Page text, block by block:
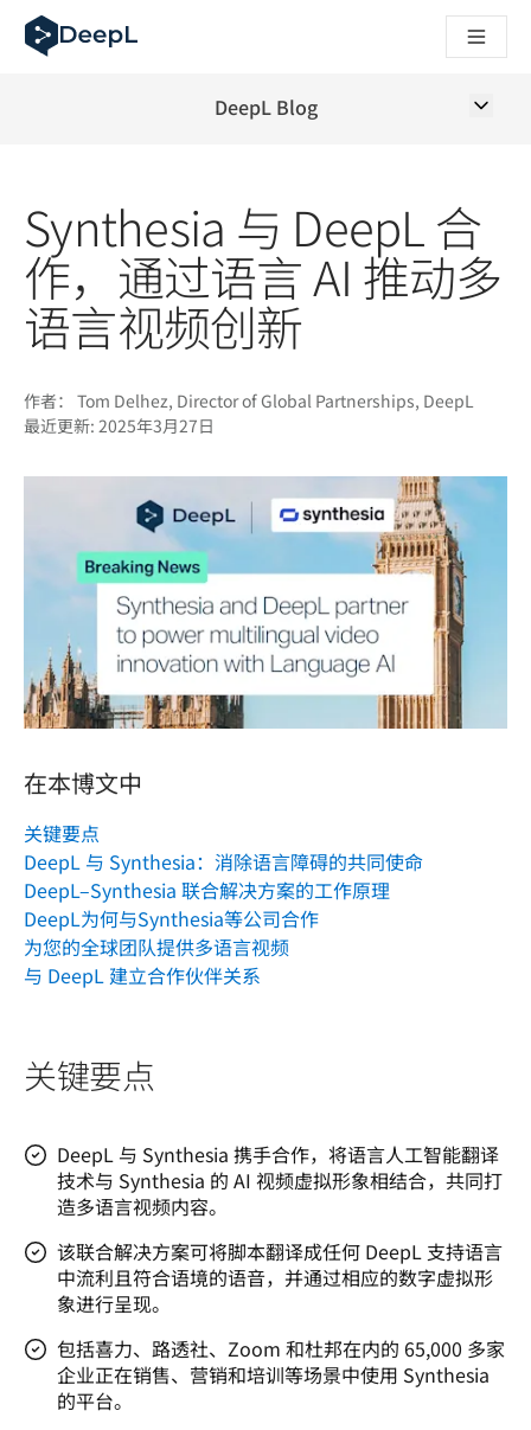
DeepL 人工智能智能体
DeepL Translation Flow：针对关键应用场景和集成的新型
How we brought Swiss German to DeepL
了解 Translation Flow：面向所有需要此类服务的团队，
从高质量文本翻译到实时语音平台
Building an instantly accessible voice demo with DeepL
DeepL Blog
Synthesia 与 DeepL 合
作，通过语言 AI 推动多
语言视频创新
作者： Tom Delhez, Director of Global Partnerships, DeepL
最近更新: 2025年3月27日
在本博文中
关键要点
DeepL 与 Synthesia：消除语言障碍的共同使命
DeepL–Synthesia 联合解决方案的工作原理
DeepL为何与Synthesia等公司合作
为您的全球团队提供多语言视频
与 DeepL 建立合作伙伴关系
关键要点
DeepL 与 Synthesia 携手合作，将语言人工智能翻译
技术与 Synthesia 的 AI 视频虚拟形象相结合，共同打
造多语言视频内容。
该联合解决方案可将脚本翻译成任何 DeepL 支持语言
中流利且符合语境的语音，并通过相应的数字虚拟形
象进行呈现。
包括喜力、路透社、Zoom 和杜邦在内的 65,000 多家
企业正在销售、营销和培训等场景中使用 Synthesia
的平台。